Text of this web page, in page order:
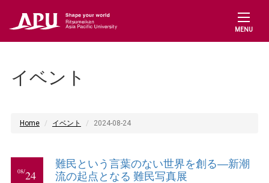
MENU
イベント
Home イベント 2024-08-24
08/24
難民という言葉のない世界を創る―新潮
流の起点となる 難民写真展